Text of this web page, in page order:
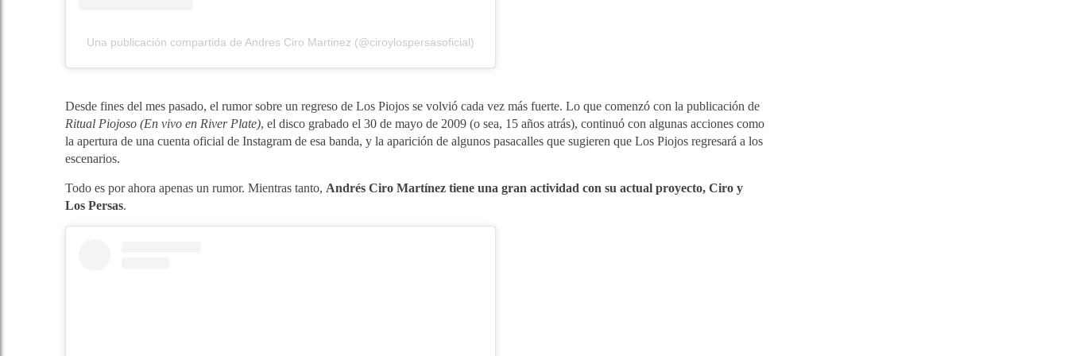
Una publicación compartida de Andres Ciro Martinez (@ciroylospersasoficial)
Desde fines del mes pasado, el rumor sobre un regreso de Los Piojos se volvió cada vez más fuerte. Lo que comenzó con la publicación de
Ritual Piojoso (En vivo en River Plate), el disco grabado el 30 de mayo de 2009 (o sea, 15 años atrás), continuó con algunas acciones como
la apertura de una cuenta oficial de Instagram de esa banda, y la aparición de algunos pasacalles que sugieren que Los Piojos regresará a los
escenarios.
Todo es por ahora apenas un rumor. Mientras tanto, Andrés Ciro Martínez tiene una gran actividad con su actual proyecto, Ciro y
Los Persas.